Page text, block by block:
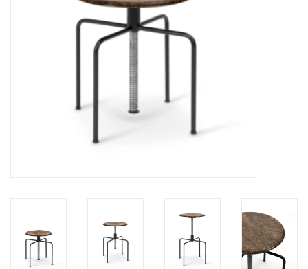
LATEST ARRIVALS 最新扺港
FREDERICIA 系列
新斯堪的納維亞餐具角 @ MANKS
STORIES 故事